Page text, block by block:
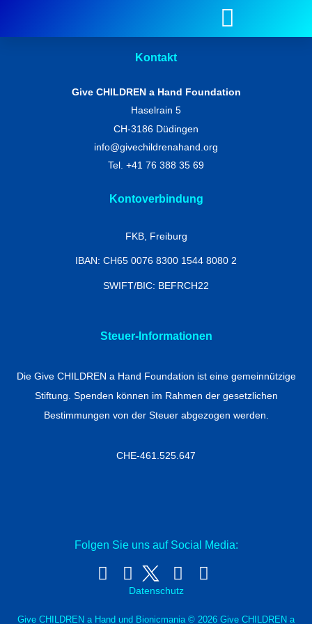
Kontakt
Give CHILDREN a Hand Foundation
Haselrain 5
CH-3186 Düdingen
info@givechildrenahand.org
Tel. +41 76 388 35 69
Kontoverbindung
FKB, Freiburg
IBAN: CH65 0076 8300 1544 8080 2
SWIFT/BIC: BEFRCH22
Steuer-Informationen
Die Give CHILDREN a Hand Foundation ist eine gemeinnützige
Stiftung. Spenden können im Rahmen der gesetzlichen
Bestimmungen von der Steuer abgezogen werden.
CHE-461.525.647
Folgen Sie uns auf Social Media:
Datenschutz
Give CHILDREN a Hand und Bionicmania © 2026 Give CHILDREN a